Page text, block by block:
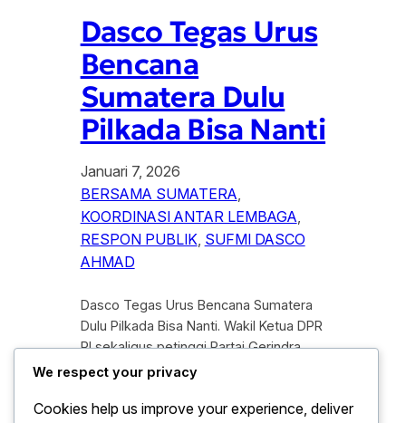
Dasco Tegas Urus
Bencana
Sumatera Dulu
Pilkada Bisa Nanti
Januari 7, 2026
BERSAMA SUMATERA
KOORDINASI ANTAR LEMBAGA
RESPON PUBLIK, SUFMI DASCO
AHMAD
Dasco Tegas Urus Bencana Sumatera
Dulu Pilkada Bisa Nanti. Wakil Ketua DPR
RI sekaligus petinggi Partai Gerindra,
Sufmi Dasco Ahmad, menegaskan
melanda sejumlah wilayah di Sumatera
We respect your privacy
Cookies help us improve your experience, deliver